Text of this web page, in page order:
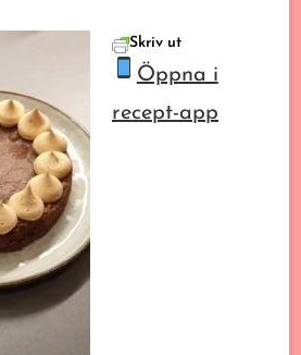
Skriv ut
Öppna i
recept-app